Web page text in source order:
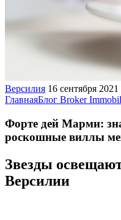
Версилия 16 сентября 2021
ГлавнаяБлог Broker
Форте дей Марми:
роскошные виллы
Звезды
Версилии